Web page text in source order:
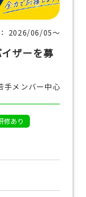
2026/06/05〜
ザーを募
手メンバー中心
修あり